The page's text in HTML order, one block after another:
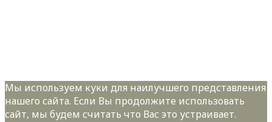
Мы используем куки для наилучшего представления
нашего сайта. Если Вы продолжите использовать
сайт, мы будем считать что Вас это устраивает.